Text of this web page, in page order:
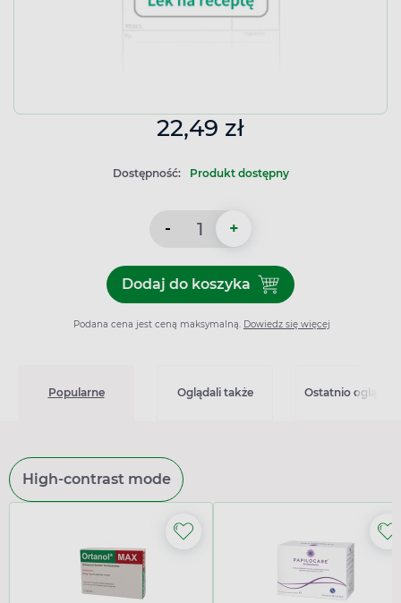
22,49 zł
Dostępność: Produkt dostępny
- +
Dodaj do koszykaDodaj do koszyka Ortanol
Podana cena jest ceną maksymalną. Dowiedz się więcej
Popularne Oglądali także Ostatnio
High-contrast mode